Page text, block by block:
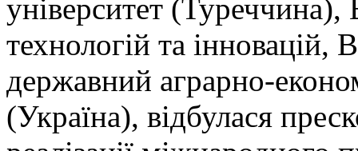
університет (Туреччина),
технологій та
державний аграрно-
(Україна), відбулася